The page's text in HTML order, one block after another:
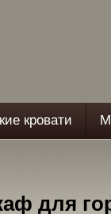
кровати
для